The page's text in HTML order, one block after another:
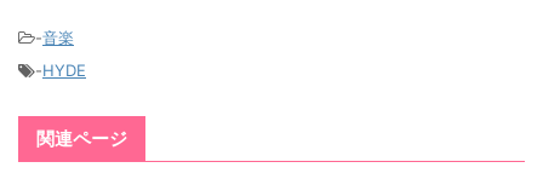
-音楽
-HYDE
関連ページ